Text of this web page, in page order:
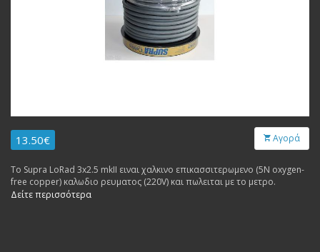
13.50€ Αγορά
Το Supra LoRad 3x2.5 mkII ειναι χαλκινο επικασσιτερωμενο (5N oxygen-
free copper) καλωδιο ρευματος (220V) και πωλειται με το μετρο.
Δείτε περισσότερα